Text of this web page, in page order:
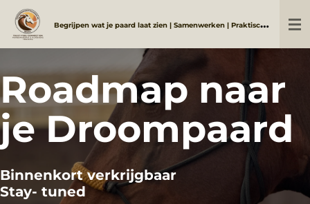
Ga
direct
de
hoofdinhoud
Begrijpen wat je paard laat zien | Samenwerken | Praktisch en duidelijk
Roadmap naar
je Droompaard
Binnenkort verkrijgbaar
Stay- tuned